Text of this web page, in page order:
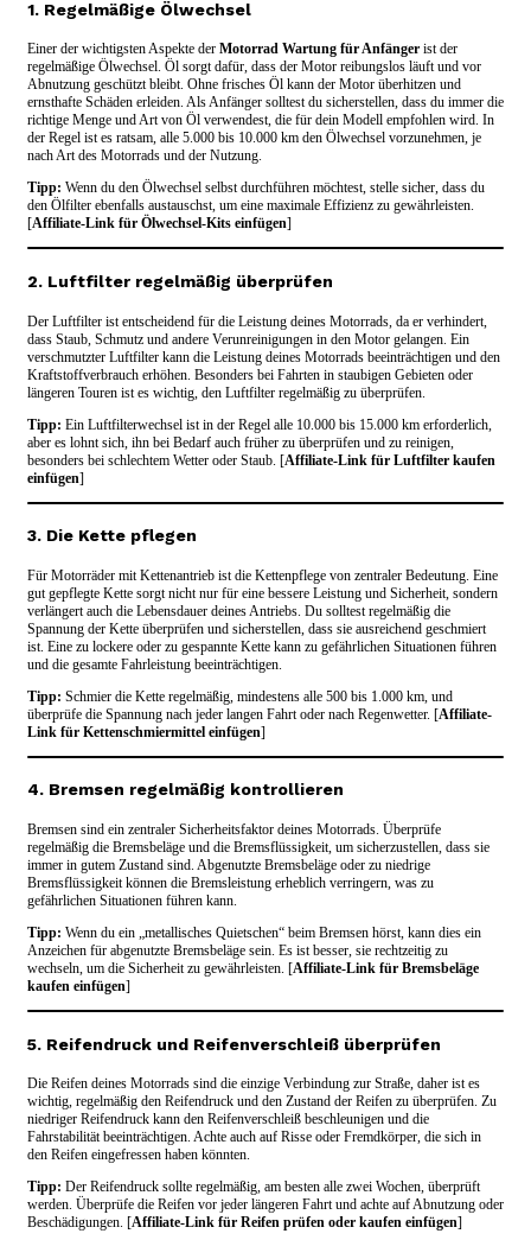
1. Regelmäßige Ölwechsel
Einer der wichtigsten Aspekte der Motorrad Wartung für Anfänger ist der
regelmäßige Ölwechsel. Öl sorgt dafür, dass der Motor reibungslos läuft und vor
Abnutzung geschützt bleibt. Ohne frisches Öl kann der Motor überhitzen und
ernsthafte Schäden erleiden. Als Anfänger solltest du sicherstellen, dass du immer die
richtige Menge und Art von Öl verwendest, die für dein Modell empfohlen wird. In
der Regel ist es ratsam, alle 5.000 bis 10.000 km den Ölwechsel vorzunehmen, je
nach Art des Motorrads und der Nutzung.
Tipp: Wenn du den Ölwechsel selbst durchführen möchtest, stelle sicher, dass du
den Ölfilter ebenfalls austauschst, um eine maximale Effizienz zu gewährleisten.
[Affiliate-Link für Ölwechsel-Kits einfügen]
2. Luftfilter regelmäßig überprüfen
Der Luftfilter ist entscheidend für die Leistung deines Motorrads, da er verhindert,
dass Staub, Schmutz und andere Verunreinigungen in den Motor gelangen. Ein
verschmutzter Luftfilter kann die Leistung deines Motorrads beeinträchtigen und den
Kraftstoffverbrauch erhöhen. Besonders bei Fahrten in staubigen Gebieten oder
längeren Touren ist es wichtig, den Luftfilter regelmäßig zu überprüfen.
Tipp: Ein Luftfilterwechsel ist in der Regel alle 10.000 bis 15.000 km erforderlich,
aber es lohnt sich, ihn bei Bedarf auch früher zu überprüfen und zu reinigen,
besonders bei schlechtem Wetter oder Staub. [Affiliate-Link für Luftfilter kaufen
einfügen]
3. Die Kette pflegen
Für Motorräder mit Kettenantrieb ist die Kettenpflege von zentraler Bedeutung. Eine
gut gepflegte Kette sorgt nicht nur für eine bessere Leistung und Sicherheit, sondern
verlängert auch die Lebensdauer deines Antriebs. Du solltest regelmäßig die
Spannung der Kette überprüfen und sicherstellen, dass sie ausreichend geschmiert
ist. Eine zu lockere oder zu gespannte Kette kann zu gefährlichen Situationen führen
und die gesamte Fahrleistung beeinträchtigen.
Tipp: Schmier die Kette regelmäßig, mindestens alle 500 bis 1.000 km, und
überprüfe die Spannung nach jeder langen Fahrt oder nach Regenwetter. [Affiliate-
Link für Kettenschmiermittel einfügen]
4. Bremsen regelmäßig kontrollieren
Bremsen sind ein zentraler Sicherheitsfaktor deines Motorrads. Überprüfe
regelmäßig die Bremsbeläge und die Bremsflüssigkeit, um sicherzustellen, dass sie
immer in gutem Zustand sind. Abgenutzte Bremsbeläge oder zu niedrige
Bremsflüssigkeit können die Bremsleistung erheblich verringern, was zu
gefährlichen Situationen führen kann.
Tipp: Wenn du ein „metallisches Quietschen“ beim Bremsen hörst, kann dies ein
Anzeichen für abgenutzte Bremsbeläge sein. Es ist besser, sie rechtzeitig zu
wechseln, um die Sicherheit zu gewährleisten. [Affiliate-Link für Bremsbeläge
kaufen einfügen]
5. Reifendruck und Reifenverschleiß überprüfen
Die Reifen deines Motorrads sind die einzige Verbindung zur Straße, daher ist es
wichtig, regelmäßig den Reifendruck und den Zustand der Reifen zu überprüfen. Zu
niedriger Reifendruck kann den Reifenverschleiß beschleunigen und die
Fahrstabilität beeinträchtigen. Achte auch auf Risse oder Fremdkörper, die sich in
den Reifen eingefressen haben könnten.
Tipp: Der Reifendruck sollte regelmäßig, am besten alle zwei Wochen, überprüft
werden. Überprüfe die Reifen vor jeder längeren Fahrt und achte auf Abnutzung oder
Beschädigungen. [Affiliate-Link für Reifen prüfen oder kaufen einfügen]